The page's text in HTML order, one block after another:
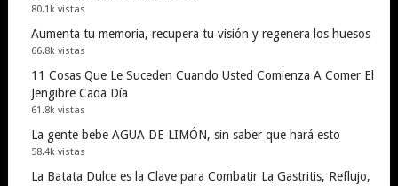
80.1k vistas
Aumenta tu memoria, recupera tu visión y regenera los huesos
66.8k vistas
11 Cosas Que Le Suceden Cuando Usted Comienza A Comer El
Jengibre Cada Día
61.8k vistas
La gente bebe AGUA DE LIMÓN, sin saber que hará esto
58.4k vistas
La Batata Dulce es la Clave para Combatir La Gastritis, Reflujo,